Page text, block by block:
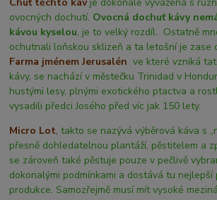
ovocných dochutí. Ovocná dochuť kávy
kávou kyselou, je to velký rozdíl. Ostatně
ochutnali loňskou sklizeň a ta letošní je zase
Farma jménem Jerusalén ve které vzniká
kávy, se nachází v městečku Trinidad v
hustými lesy, plnými exotického ptactva a
vysadili předci Josého před víc jak 150 lety.
Micro Lot, takto se nazývá výběrová káva s
přesně dohledatelnou plantáží, pěstitelem a
se zároveň také pěstuje pouze v pečlivě
dokonalými podmínkami a dostává tu nejlepší
produkce. Samozřejmě musí mít vysoké